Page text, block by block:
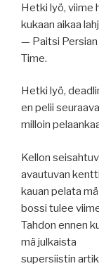
Hetki lyö, viime
kukaan aikaa
— Paitsi Persian
Time.
Hetki lyö,
en pelii
milloin
Kellon
avautuvan
kauan pelata
bossi tulee
Tahdon ennen
mä julkaista
supersiistin